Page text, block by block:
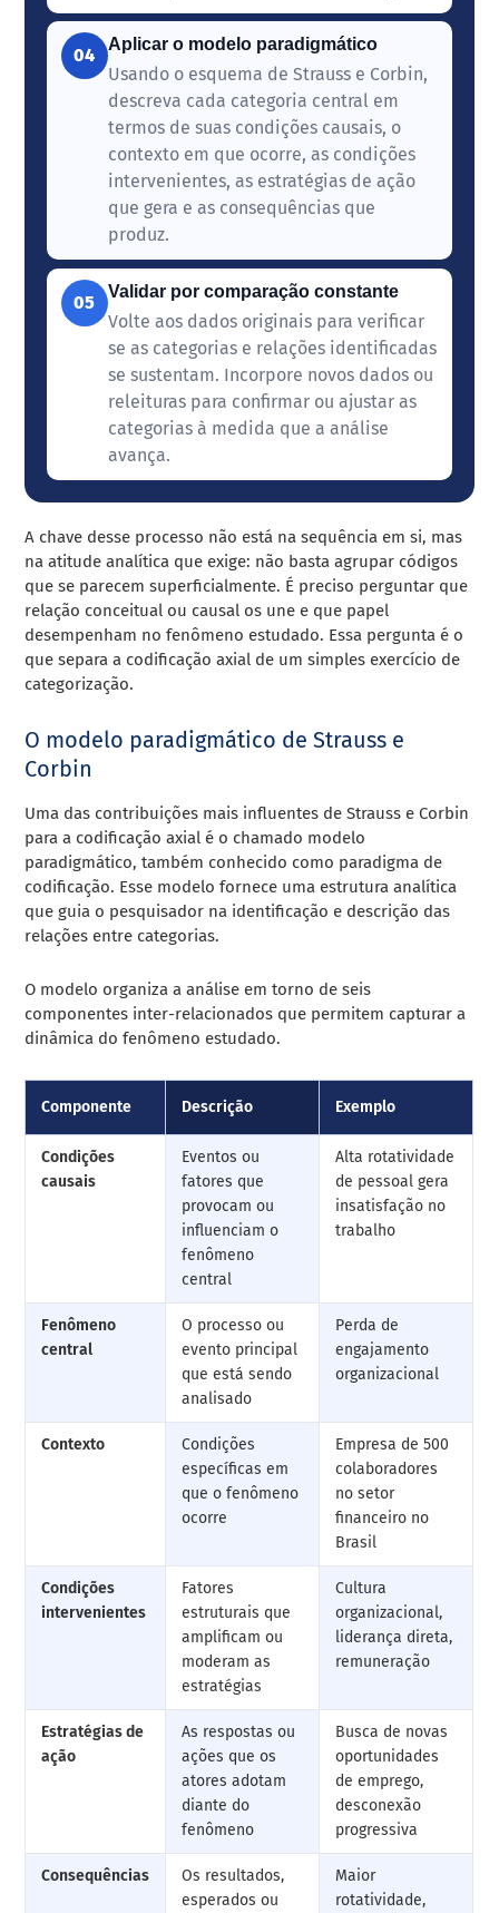
04
Aplicar o modelo paradigmático
Usando o esquema de Strauss e Corbin,
descreva cada categoria central em
termos de suas condições causais, o
contexto em que ocorre, as condições
intervenientes, as estratégias de ação
que gera e as consequências que
produz.
05
Validar por comparação constante
Volte aos dados originais para verificar
se as categorias e relações identificadas
se sustentam. Incorpore novos dados ou
releituras para confirmar ou ajustar as
categorias à medida que a análise
avança.
A chave desse processo não está na sequência em si, mas
na atitude analítica que exige: não basta agrupar códigos
que se parecem superficialmente. É preciso perguntar que
relação conceitual ou causal os une e que papel
desempenham no fenômeno estudado. Essa pergunta é o
que separa a codificação axial de um simples exercício de
categorização.
O modelo paradigmático de Strauss e
Corbin
Uma das contribuições mais influentes de Strauss e Corbin
para a codificação axial é o chamado modelo
paradigmático, também conhecido como paradigma de
codificação. Esse modelo fornece uma estrutura analítica
que guia o pesquisador na identificação e descrição das
relações entre categorias.
O modelo organiza a análise em torno de seis
componentes inter-relacionados que permitem capturar a
dinâmica do fenômeno estudado.
Componente Descrição Exemplo
Condições
causais
Eventos ou
fatores que
provocam ou
influenciam o
fenômeno
central
Alta rotatividade
de pessoal gera
insatisfação no
trabalho
Fenômeno
central
O processo ou
evento principal
que está sendo
analisado
Perda de
engajamento
organizacional
Contexto
Condições
específicas em
que o fenômeno
ocorre
Empresa de 500
colaboradores
no setor
financeiro no
Brasil
Condições
intervenientes
Fatores
estruturais que
amplificam ou
moderam as
estratégias
Cultura
organizacional,
liderança direta,
remuneração
Estratégias de
ação
As respostas ou
ações que os
atores adotam
diante do
fenômeno
Busca de novas
oportunidades
de emprego,
desconexão
progressiva
Consequências
Os resultados,
esperados ou
Maior
rotatividade,